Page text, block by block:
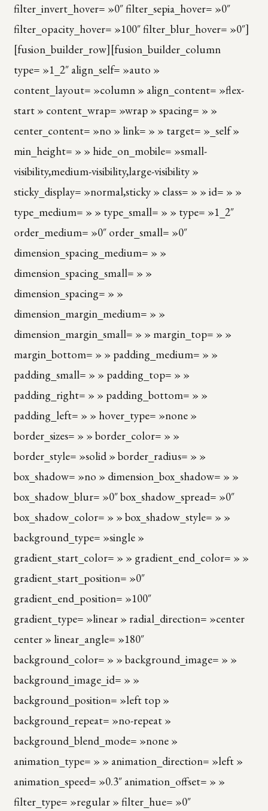
filter_invert_hover= »0″ filter_sepia_hover= »0″
filter_opacity_hover= »100″ filter_blur_hover= »0″]
[fusion_builder_row][fusion_builder_column
type= »1_2″ align_self= »auto »
content_layout= »column » align_content= »flex-
start » content_wrap= »wrap » spacing= » »
center_content= »no » link= » » target= »_self »
min_height= » » hide_on_mobile= »small-
visibility,medium-visibility,large-visibility »
sticky_display= »normal,sticky » class= » » id= » »
type_medium= » » type_small= » » type= »1_2″
order_medium= »0″ order_small= »0″
dimension_spacing_medium= » »
dimension_spacing_small= » »
dimension_spacing= » »
dimension_margin_medium= » »
dimension_margin_small= » » margin_top= » »
margin_bottom= » » padding_medium= » »
padding_small= » » padding_top= » »
padding_right= » » padding_bottom= » »
padding_left= » » hover_type= »none »
border_sizes= » » border_color= » »
border_style= »solid » border_radius= » »
box_shadow= »no » dimension_box_shadow= » »
box_shadow_blur= »0″ box_shadow_spread= »0″
box_shadow_color= » » box_shadow_style= » »
background_type= »single »
gradient_start_color= » » gradient_end_color= » »
gradient_start_position= »0″
gradient_end_position= »100″
gradient_type= »linear » radial_direction= »center
center » linear_angle= »180″
background_color= » » background_image= » »
background_image_id= » »
background_position= »left top »
background_repeat= »no-repeat »
background_blend_mode= »none »
animation_type= » » animation_direction= »left »
animation_speed= »0.3″ animation_offset= » »
filter_type= »regular » filter_hue= »0″